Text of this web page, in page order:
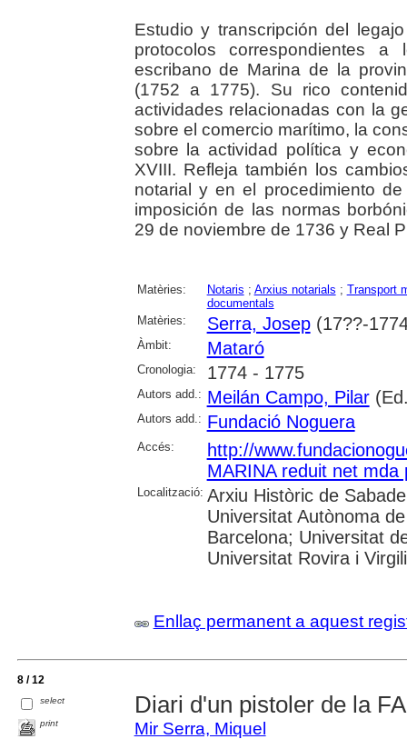
Estudio y transcripción del
protocolos correspondientes
escribano de Marina de la
(1752 a 1775). Su rico
actividades relacionadas con la
sobre el comercio marítimo, la
sobre la actividad política y
XVIII. Refleja también los
notarial y en el procedimiento
imposición de las normas
29 de noviembre de 1736 y Real
Matèries: Notaris ; Arxius notarials ; Transport
documentals
Matèries:
Serra, Josep(17??-
Àmbit: Mataró
Cronologia: 1774 - 1775
Autors add.: Meilán Campo, Pilar
Autors add.: Fundació Noguera
Accés:
http://
MARINA reduit net mda
Localització: Arxiu Històric de
Universitat Autònoma
Barcelona; Universitat
Universitat Rovira i Virgili
Enllaç permanent a aquest
8 / 12
select
print
Diari d'un pistoler de la
Mir Serra, Miquel